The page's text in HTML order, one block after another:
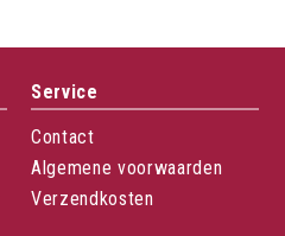
Service
Contact
Algemene voorwaarden
Verzendkosten